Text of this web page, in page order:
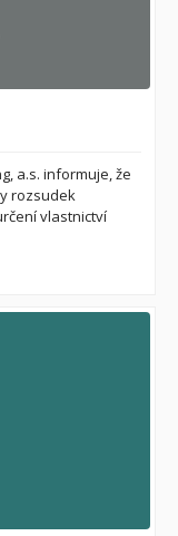
a.s. informuje, že
rozsudek
vlastnictví